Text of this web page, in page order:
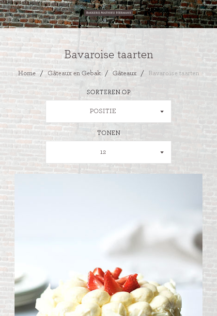
Bavaroise taarten
Home / Gâteaux en Gebak / Gâteaux / Bavaroise taarten
SORTEREN OP
POSITIE
TONEN
12